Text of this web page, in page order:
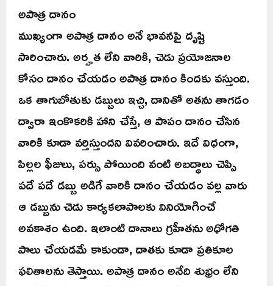
అపాత్ర దానం
ముఖ్యంగా అపాత్ర దానం అనే భావనపై దృష్టి
సారించారు. అర్హత లేని వారికి, చెడు ప్రయోజనాల
కోసం దానం చేయడం అపాత్ర దానం కిందకు వస్తుంది.
ఒక తాగుబోతుకు డబ్బులు ఇచ్చి, దానితో అతను తాగడం
ద్వారా ఇంకొకరికి హాని చేస్తే, ఆ పాపం దానం చేసిన
వారికి కూడా వర్తిస్తుందని వివరించారు. ఇదే విధంగా,
పిల్లల ఫీజులు, పర్సు పోయింది వంటి అబద్ధాలు చెప్పి
పదే పదే డబ్బు అడిగే వారికి దానం చేయడం వల్ల వారు
ఆ డబ్బును చెడు కార్యకలాపాలకు వినియోగించే
అవకాశం ఉంది. ఇలాంటి దానాలు గ్రహీతను అధోగతి
పాలు చేయడమే కాకుండా, దాతకు కూడా ప్రతికూల
ఫలితాలను తెస్తాయి. అపాత్ర దానం అనేది శుభ్రం లేని